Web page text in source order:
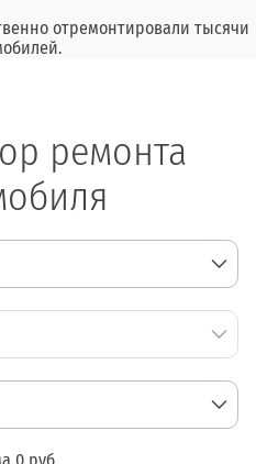
отремонтировали тысячи
ремонта